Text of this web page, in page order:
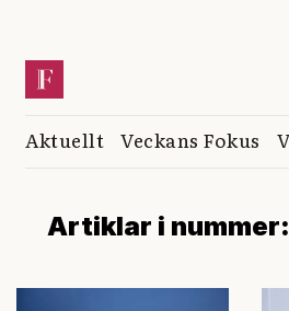
Aktuellt Veckans Fokus
Artiklar i